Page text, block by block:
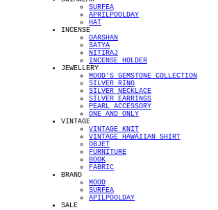
SURFEA
APRILPOOLDAY
HAT
INCENSE
DARSHAN
SATYA
NITIRAJ
INCENSE HOLDER
JEWELLERY
MOOD'S GEMSTONE COLLECTION
SILVER RING
SILVER NECKLACE
SILVER EARRINGS
PEARL ACCESSORY
ONE AND ONLY
VINTAGE
VINTAGE KNIT
VINTAGE HAWAIIAN SHIRT
OBJET
FURNITURE
BOOK
FABRIC
BRAND
MOOD
SURFEA
APILPOOLDAY
SALE